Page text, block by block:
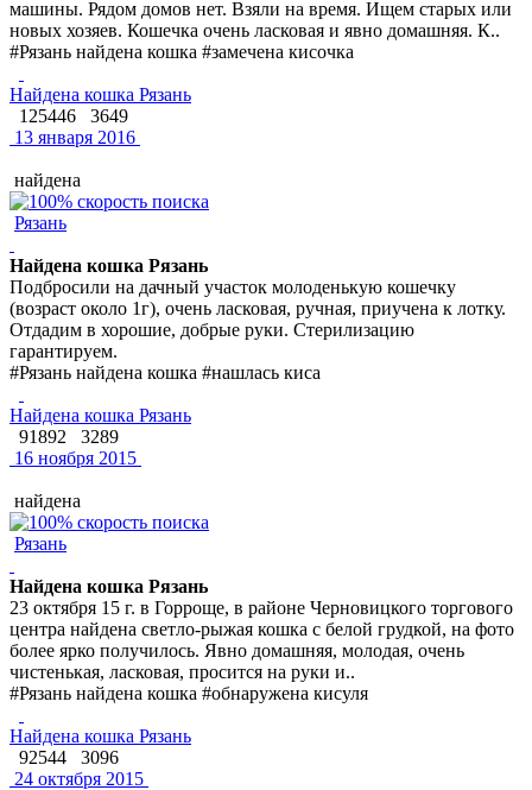
машины. Рядом домов нет. Взяли на время. Ищем старых или
новых хозяев. Кошечка очень ласковая и явно домашняя. К..
#Рязань найдена кошка #замечена кисочка
Найдена кошка Рязань
125446
3649
13 января 2016
найдена
Рязань
Найдена кошка Рязань
Подбросили на дачный участок молоденькую кошечку
(возраст около 1г), очень ласковая, ручная, приучена к лотку.
Отдадим в хорошие, добрые руки. Стерилизацию
гарантируем.
#Рязань найдена кошка #нашлась киса
Найдена кошка Рязань
91892
3289
16 ноября 2015
найдена
Рязань
Найдена кошка Рязань
23 октября 15 г. в Горроще, в районе Черновицкого торгового
центра найдена светло-рыжая кошка с белой грудкой, на фото
более ярко получилось. Явно домашняя, молодая, очень
чистенькая, ласковая, просится на руки и..
#Рязань найдена кошка #обнаружена кисуля
Найдена кошка Рязань
92544
3096
24 октября 2015